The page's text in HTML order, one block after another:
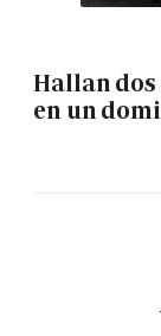
Hallan dos
en un